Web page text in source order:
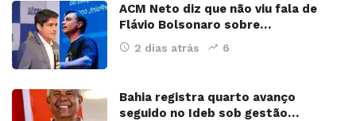
ACM Neto diz que não viu fala de
Flávio Bolsonaro sobre…
2 dias atrás 6
Bahia registra quarto avanço
seguido no Ideb sob gestão…